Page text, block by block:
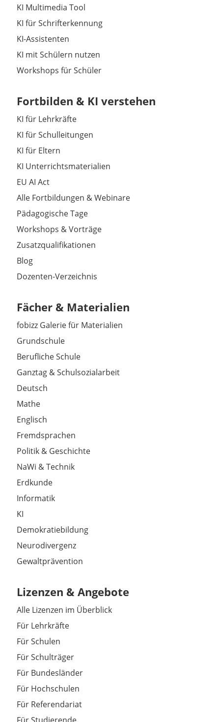
KI Multimedia Tool
KI für Schrifterkennung
KI-Assistenten
KI mit Schülern nutzen
Workshops für Schüler
Fortbilden & KI verstehen
KI für Lehrkräfte
KI für Schulleitungen
KI für Eltern
KI Unterrichtsmaterialien
EU AI Act
Alle Fortbildungen & Webinare
Pädagogische Tage
Workshops & Vorträge
Zusatzqualifikationen
Blog
Dozenten-Verzeichnis
Fächer & Materialien
fobizz Galerie für Materialien
Grundschule
Berufliche Schule
Ganztag & Schulsozialarbeit
Deutsch
Mathe
Englisch
Fremdsprachen
Politik & Geschichte
NaWi & Technik
Erdkunde
Informatik
KI
Demokratiebildung
Neurodivergenz
Gewaltprävention
Lizenzen & Angebote
Alle Lizenzen im Überblick
Für Lehrkräfte
Für Schulen
Für Schulträger
Für Bundesländer
Für Hochschulen
Für Referendariat